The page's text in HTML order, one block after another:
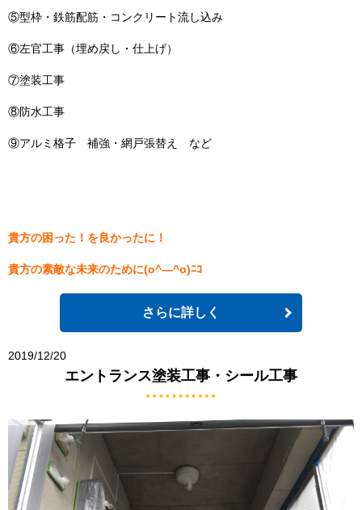
⑤型枠・鉄筋配筋・コンクリート流し込み
⑥左官工事（埋め戻し・仕上げ）
⑦塗装工事
⑧防水工事
⑨アルミ格子 補強・網戸張替え など
貴方の困った！を良かったに！
貴方の素敵な未来のために(o^―^o)ﾆｺ
さらに詳しく
2019/12/20
エントランス塗装工事・シール工事